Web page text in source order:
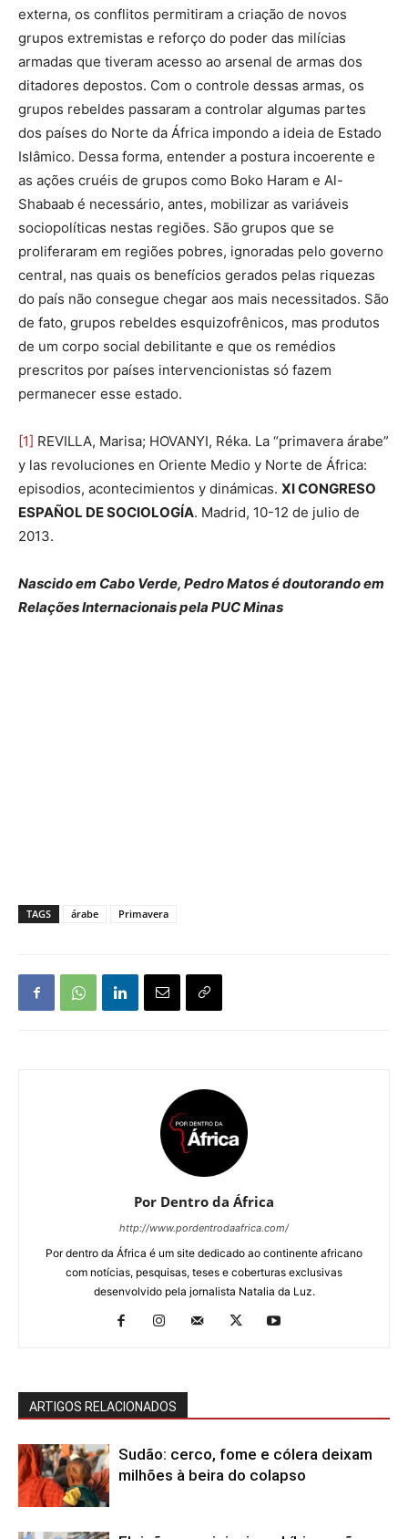
externa, os conflitos permitiram a criação de novos
grupos extremistas e reforço do poder das milícias
armadas que tiveram acesso ao arsenal de armas dos
ditadores depostos. Com o controle dessas armas, os
grupos rebeldes passaram a controlar algumas partes
dos países do Norte da África impondo a ideia de Estado
Islâmico. Dessa forma, entender a postura incoerente e
as ações cruéis de grupos como Boko Haram e Al-
Shabaab é necessário, antes, mobilizar as variáveis
sociopolíticas nestas regiões. São grupos que se
proliferaram em regiões pobres, ignoradas pelo governo
central, nas quais os benefícios gerados pelas riquezas
do país não consegue chegar aos mais necessitados. São
de fato, grupos rebeldes esquizofrênicos, mas produtos
de um corpo social debilitante e que os remédios
prescritos por países intervencionistas só fazem
permanecer esse estado.
[1] REVILLA, Marisa; HOVANYI, Réka. La “primavera árabe”
y las revoluciones en Oriente Medio y Norte de África:
episodios, acontecimientos y dinámicas. XI CONGRESO
ESPAÑOL DE SOCIOLOGÍA. Madrid, 10-12 de julio de
2013.
Nascido em Cabo Verde, Pedro Matos é doutorando em
Relações Internacionais pela PUC Minas
TAGS árabe Primavera
Por Dentro da África
http://www.pordentrodaafrica.com/
Por dentro da África é um site dedicado ao continente africano
com notícias, pesquisas, teses e coberturas exclusivas
desenvolvido pela jornalista Natalia da Luz.
ARTIGOS RELACIONADOS
Sudão: cerco, fome e cólera deixam
milhões à beira do colapso